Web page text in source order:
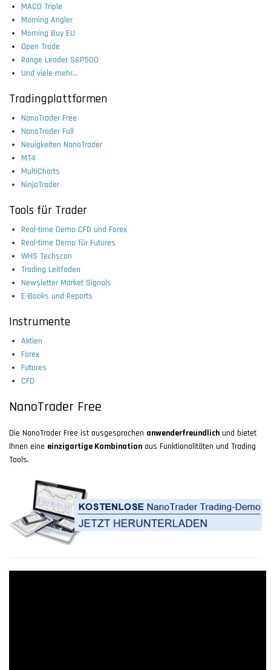
MACD Triple
Morning Angler
Morning Buy EU
Open Trade
Range Leader S&P500
Und viele mehr...
Tradingplattformen
NanoTrader Free
NanoTrader Full
Neuigkeiten NanoTrader
MT4
MultiCharts
NinjaTrader
Tools für Trader
Real-time Demo CFD und Forex
Real-time Demo für Futures
WHS Techscan
Trading Leitfaden
Newsletter Market Signals
E-Books und Reports
Instrumente
Aktien
Forex
Futures
CFD
NanoTrader Free
Die NanoTrader Free ist ausgesprochen anwenderfreundlich und bietet
Ihnen eine einzigartige Kombination aus Funktionalitäten und Trading
Tools.